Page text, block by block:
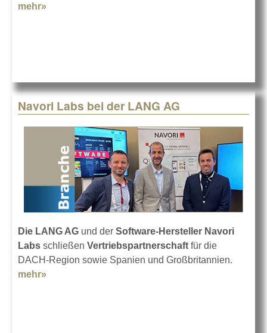
mehr»
Navori Labs bei der LANG AG
Die LANG AG und der Software-Hersteller Navori
Labs schließen Vertriebspartnerschaft für die
DACH-Region sowie Spanien und Großbritannien.
mehr»